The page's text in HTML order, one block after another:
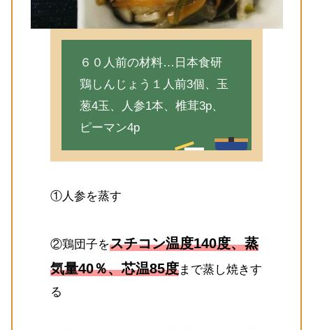
６０人前の材料…日本食研
鶏しんじょう１人前3個、玉
葱4玉、人参1本、椎茸3p、
ピーマン4p
①人参を蒸す
②鶏団子をスチコン温度140度、蒸
気量40％、芯温85度まで蒸し焼きす
る